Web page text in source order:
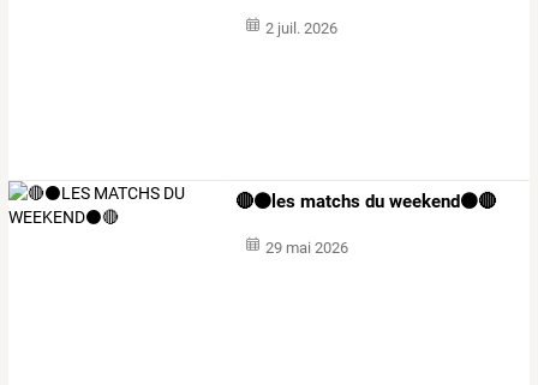
2 juil. 2026
🔴⚫️les matchs du weekend⚫️🔴
29 mai 2026